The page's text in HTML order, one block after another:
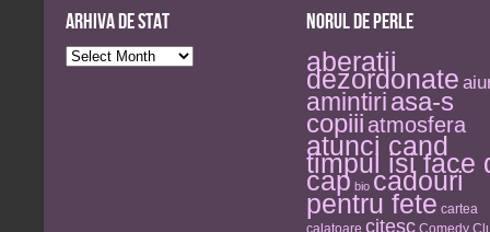
Arhiva de stat
Arhiva
de
Norul de perle
aberatii
dezordonate
amintiriasa-s
copiii atmosfera
atunci cand
timpul isi face
cap bio cadouri
pentru fete cartea
calatoare citesc Comedy